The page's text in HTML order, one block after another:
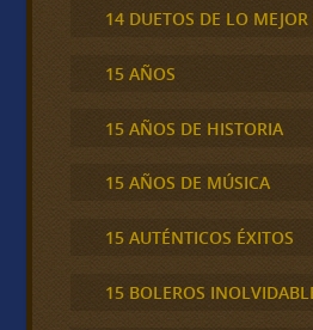
14 DUETOS DE LO
15 AÑOS
15 AÑOS DE HISTORIA
15 AÑOS DE MÚSICA
15 AUTÉNTICOS ÉXITOS
15 BOLEROS